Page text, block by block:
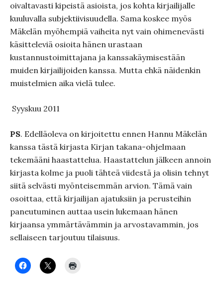
oivaltavasti kipeistä asioista, jos kohta kirjailijalle
kuuluvalla subjektiivisuudella. Sama koskee myös
Mäkelän myöhempiä vaiheita nyt vain ohimenevästi
käsitteleviä osioita hänen urastaan
kustannustoimittajana ja kanssakäymisestään
muiden kirjailijoiden kanssa. Mutta ehkä näidenkin
muistelmien aika vielä tulee.
Syyskuu 2011
PS. Edelläoleva on kirjoitettu ennen Hannu Mäkelän
kanssa tästä kirjasta Kirjan takana-ohjelmaan
tekemääni haastattelua. Haastattelun jälkeen annoin
kirjasta kolme ja puoli tähteä viidestä ja olisin tehnyt
siitä selvästi myönteisemmän arvion. Tämä vain
osoittaa, että kirjailijan ajatuksiin ja perusteihin
paneutuminen auttaa usein lukemaan hänen
kirjaansa ymmärtävämmin ja arvostavammin, jos
sellaiseen tarjoutuu tilaisuus.